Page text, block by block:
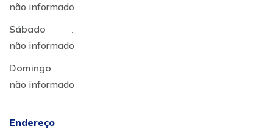
não informado
Sábado
:
não informado
Domingo
:
não informado
Endereço